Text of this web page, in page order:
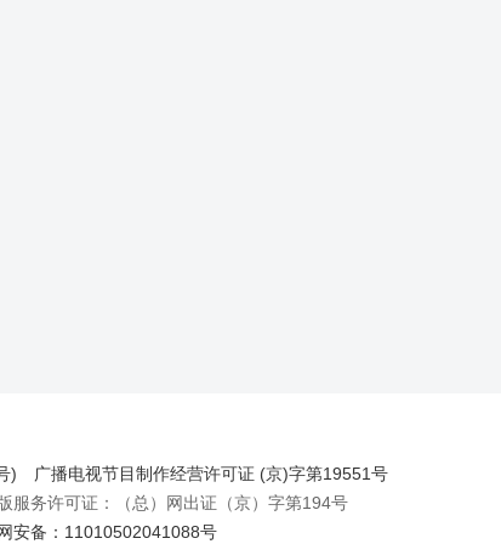
)
广播电视节目制作经营许可证 (京)字第19551号
许可证：（总）网出证（京）字第194号
安备：11010502041088号